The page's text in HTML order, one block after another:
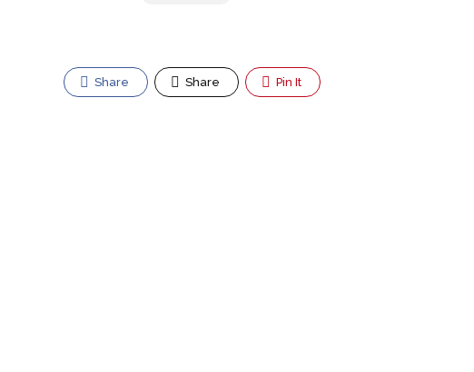
Share Share Pin It